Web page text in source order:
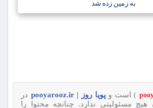
) است وپویا روز | pooyarooz.ir
در
مسئولیتی ندارد. چنانچه محتوا را